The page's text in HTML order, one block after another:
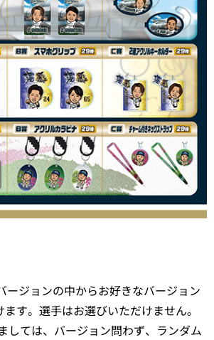
ージョンの中からお好きなバージョン
す。選手はお選びいただけません。
しては、バージョン問わず、ランダム